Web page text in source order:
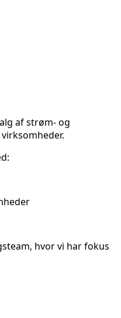
af strøm- og
hvor vi har fokus